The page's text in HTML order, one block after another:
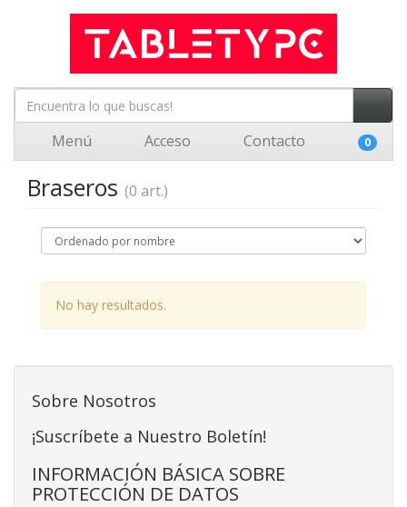
Menú Acceso Contacto 0
Braseros (0 art.)
No hay resultados.
Sobre Nosotros
¡Suscríbete a Nuestro Boletín!
INFORMACIÓN BÁSICA SOBRE
PROTECCIÓN DE DATOS